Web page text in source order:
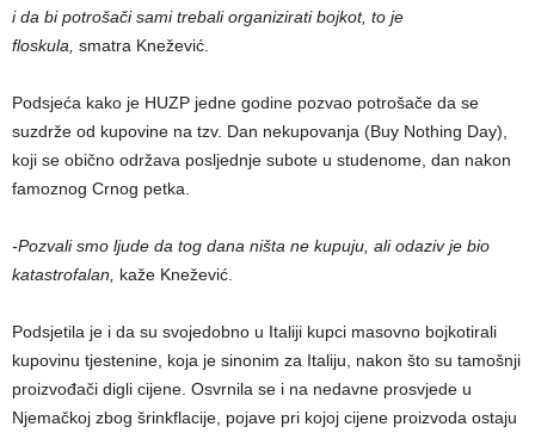
i da bi potrošači sami trebali organizirati bojkot, to je
floskula, smatra Knežević.
Podsjeća kako je HUZP jedne godine pozvao potrošače da se
suzdrže od kupovine na tzv. Dan nekupovanja (Buy Nothing Day),
koji se obično održava posljednje subote u studenome, dan nakon
famoznog Crnog petka.
-Pozvali smo ljude da tog dana ništa ne kupuju, ali odaziv je bio
katastrofalan, kaže Knežević.
Podsjetila je i da su svojedobno u Italiji kupci masovno bojkotirali
kupovinu tjestenine, koja je sinonim za Italiju, nakon što su tamošnji
proizvođači digli cijene. Osvrnila se i na nedavne prosvjede u
Njemačkoj zbog šrinkflacije, pojave pri kojoj cijene proizvoda ostaju